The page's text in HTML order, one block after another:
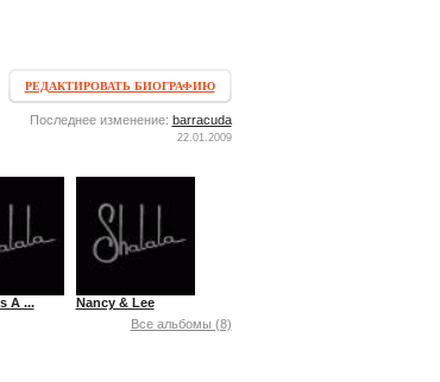
РЕДАКТИРОВАТЬ БИОГРАФИЮ
Последнее изменение: barracuda
22.01.2009
A ...
Nancy & Lee
Все альбомы (8)